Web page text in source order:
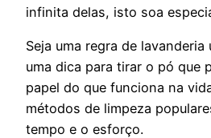
infinita delas, isto soa
Seja uma regra de
uma dica para tirar o pó que
papel do que funciona na
métodos de limpeza
tempo e o esforço.